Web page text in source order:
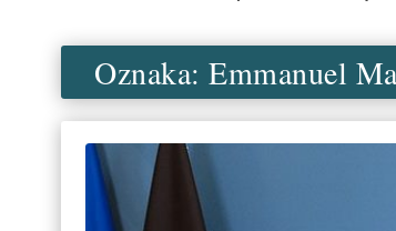
Oznaka:Emmanuel